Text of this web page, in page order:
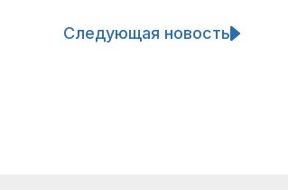
Следующая новость